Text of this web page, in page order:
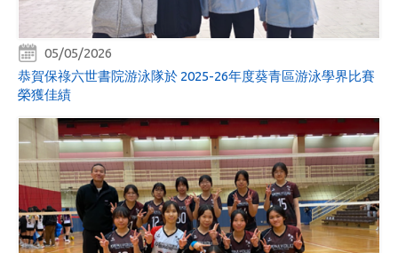
05/05/2026
恭賀保祿六世書院游泳隊於 2025-26年度葵青區游泳學界比賽
榮獲佳績